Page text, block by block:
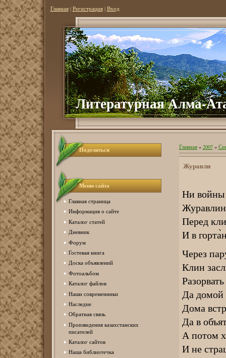
Главная| Регистрация| Вход
Литературная Алма-
Поделиться
Меню сайта
Главная страница
Информация о сайте
Каталог статей
Дневник
Форум
Гостевая книга
Доска объявлений
Фотоальбом
Каталог файлов
Наши современники
Наследие
Обратная связь
Произведения казахстанских
писателей
Каталог сайтов
Наша библиотечка
Главная» 2007 »
Журавли
Ни войны
Перед
И в
Через
Клин
Да домой
Дома
Да в
А потом
И не